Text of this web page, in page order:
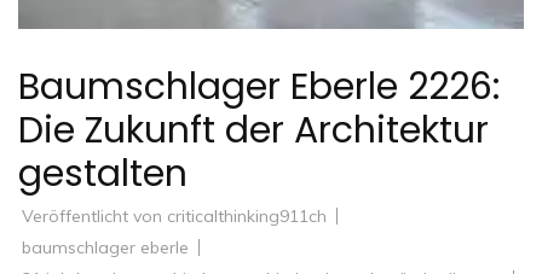
Baumschlager Eberle 2226:
Die Zukunft der Architektur
gestalten
Veröffentlicht von criticalthinking911ch
baumschlager eberle